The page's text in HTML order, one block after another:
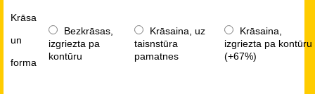
Krāsa
un
forma
Bezkrāsas,
izgriezta pa
kontūru
Krāsaina, uz
taisnstūra
pamatnes
Krāsaina,
izgriezta pa kontūru
(+67%)